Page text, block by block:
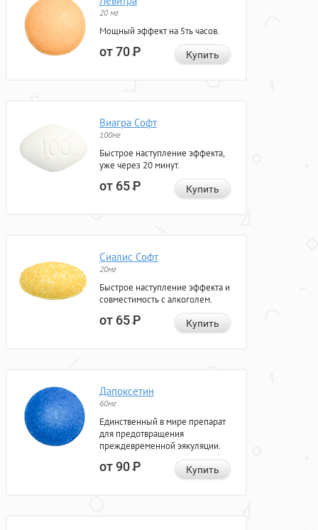
20 мг
Мощный эффект на 5ть часов.
от 70Р Купить
Виагра Софт
100мг
Быстрое наступление эффекта,
уже через 20 минут.
от 65Р Купить
Сиалис Софт
20мг
Быстрое наступление эффекта и
совместимость с алкоголем.
от 65Р Купить
Дапоксетин
60мг
Единственный в мире препарат
для предотвращения
преждевременной эякуляции.
от 90Р Купить